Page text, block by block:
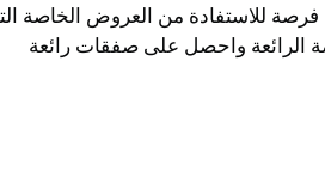
للاستفادة من العروض الخاصة
الرائعة واحصل على صفقات رائعة